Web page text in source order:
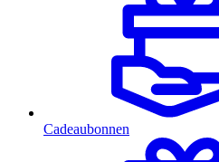
Cadeaubonnen